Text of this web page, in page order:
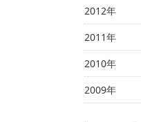
2012年
2011年
2010年
2009年